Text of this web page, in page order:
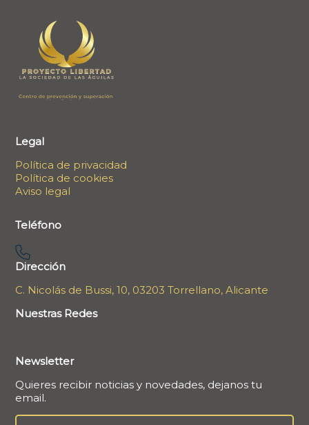
Legal
Política de privacidad
Política de cookies
Aviso legal
Teléfono
Dirección
C. Nicolás de Bussi, 10, 03203 Torrellano, Alicante
Nuestras Redes
Newsletter
Quieres recibir noticias y novedades, dejanos tu
email.